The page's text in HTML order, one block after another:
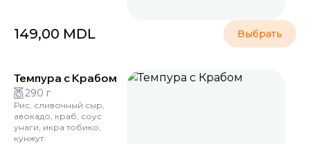
149,00 MDL Выбрать
Темпура с Крабом
290 г
Рис, сливочный сыр,
авокадо, краб, соус
унаги, икра тобико,
кунжут.